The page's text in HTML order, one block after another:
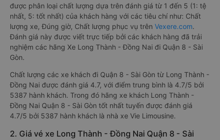
được phân loại chất lượng dựa trên đánh giá từ 1 đến 5 (1: tệ
nhất, 5: tốt nhất) của khách hàng với các tiêu chí như: Chất
lượng xe, Đúng giờ, Chất lượng phục vụ trên Vexere.com.
Đánh giá này được viết trực tiếp bởi các khách hàng đã trải
nghiệm các hãng Xe Long Thành - Đồng Nai đi Quận 8 - Sài
Gòn.
Chất lượng các xe khách đi Quận 8 - Sài Gòn từ Long Thành -
Đồng Nai được đánh giá 4.7, với điểm trung bình là 4.7/5 bởi
5387 hành khách. Trong đó hãng xe khách Long Thành -
Đồng Nai Quận 8 - Sài Gòn tốt nhất tuyến được đánh giá
4.7/5 bởi 5387 hành khách là nhà xe Vie Limousine.
2. Giá vé xe Long Thành - Đồng Nai Quận 8 - Sài